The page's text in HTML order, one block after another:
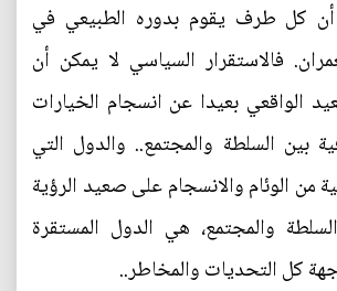
أن كل طرف يقوم بدوره الطبيعي في
فالاستقرار السياسي لا يمكن أن
الواقعي بعيدا عن انسجام الخيارات
بين السلطة والمجتمع.. والدول التي
من الوئام والانسجام على صعيد الرؤية
والمجتمع، هي الدول المستقرة
كل التحديات والمخاطر..